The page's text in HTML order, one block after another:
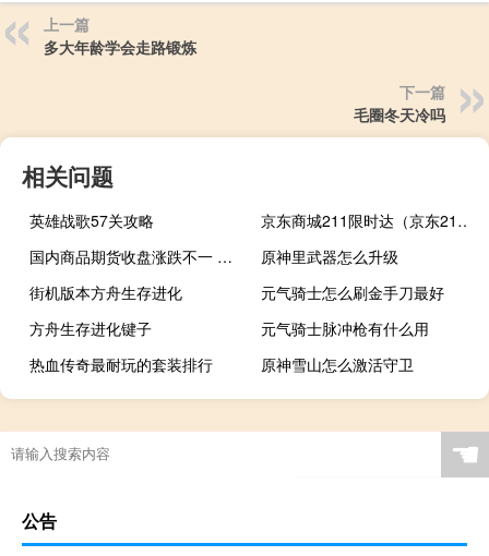
上一篇
多大年龄学会走路锻炼
下一篇
毛圈冬天冷吗
相关问题
英雄战歌57关攻略
京东商城211限时达（京东211限时达是什么意思）
国内商品期货收盘涨跌不一 油脂油料涨幅居前
原神里武器怎么升级
街机版本方舟生存进化
元气骑士怎么刷金手刀最好
方舟生存进化键子
元气骑士脉冲枪有什么用
热血传奇最耐玩的套装排行
原神雪山怎么激活守卫
☚
公告